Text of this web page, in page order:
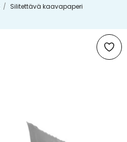
Silitettävä kaavapaperi